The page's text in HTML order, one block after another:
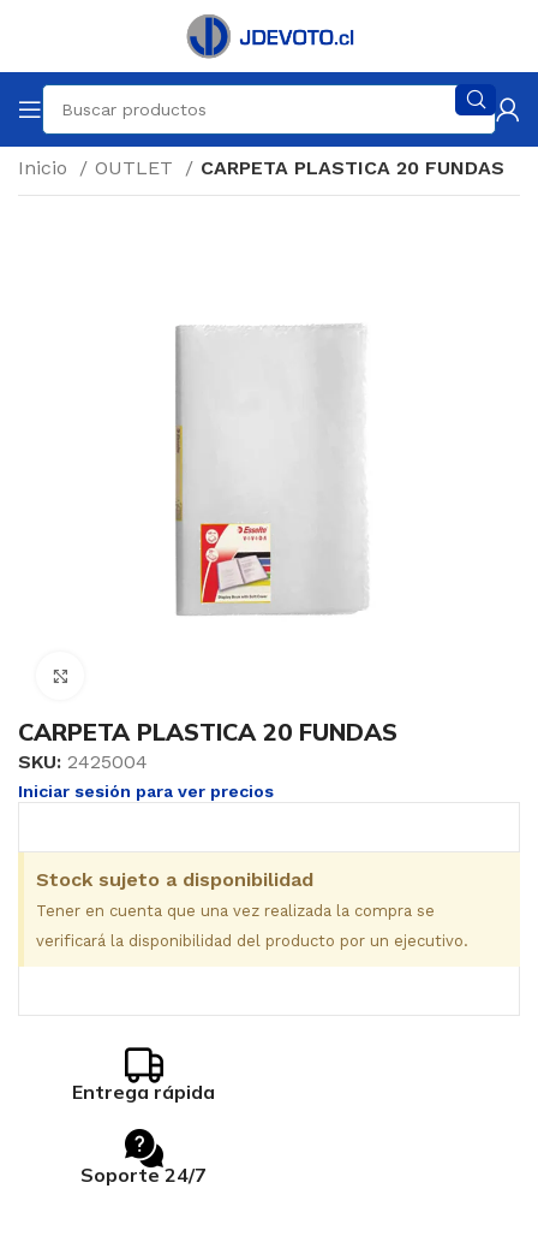
Inicio OUTLET CARPETA PLASTICA 20 FUNDAS
CARPETA PLASTICA 20 FUNDAS
SKU: 2425004
Iniciar sesión para ver precios
Stock sujeto a disponibilidad
Tener en cuenta que una vez realizada la compra se
verificará la disponibilidad del producto por un ejecutivo.
Entrega rápida
Soporte 24/7